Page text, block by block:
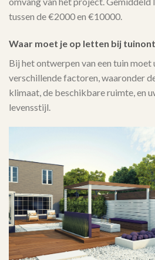
tussen de €2000 en €10000.
Waar moet je op letten bij
Bij het ontwerpen van een tuin moet
verschillende factoren, waaronder
klimaat, de beschikbare ruimte, en
levensstijl.